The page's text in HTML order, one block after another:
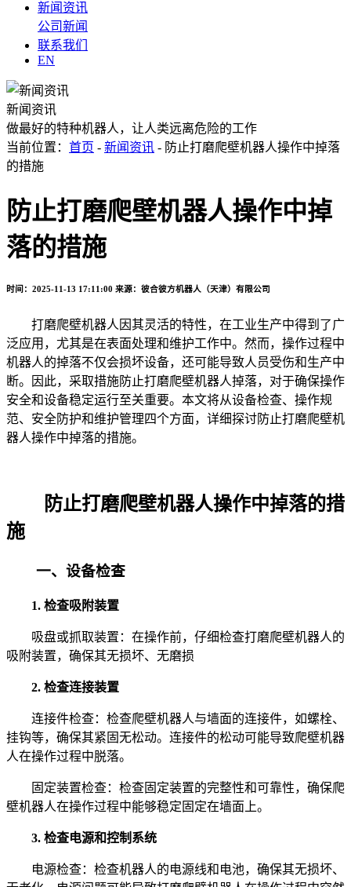
新闻资讯
公司新闻
联系我们
EN
新闻资讯
做最好的特种机器人，让人类远离危险的工作
当前位置： 首页 - 新闻资讯 - 防止打磨爬壁机器人操作中掉落
的措施
防止打磨爬壁机器人操作中掉
落的措施
时间：2025-11-13 17:11:00 来源：彼合彼方机器人（天津）有限公司
打磨爬壁机器人因其灵活的特性，在工业生产中得到了广
泛应用，尤其是在表面处理和维护工作中。然而，操作过程中
机器人的掉落不仅会损坏设备，还可能导致人员受伤和生产中
断。因此，采取措施防止打磨爬壁机器人掉落，对于确保操作
安全和设备稳定运行至关重要。本文将从设备检查、操作规
范、安全防护和维护管理四个方面，详细探讨防止打磨爬壁机
器人操作中掉落的措施。
防止打磨爬壁机器人操作中掉落的措
施
一、设备检查
1. 检查吸附装置
吸盘或抓取装置：在操作前，仔细检查打磨爬壁机器人的
吸附装置，确保其无损坏、无磨损
2. 检查连接装置
连接件检查：检查爬壁机器人与墙面的连接件，如螺栓、
挂钩等，确保其紧固无松动。连接件的松动可能导致爬壁机器
人在操作过程中脱落。
固定装置检查：检查固定装置的完整性和可靠性，确保爬
壁机器人在操作过程中能够稳定固定在墙面上。
3. 检查电源和控制系统
电源检查：检查机器人的电源线和电池，确保其无损坏、